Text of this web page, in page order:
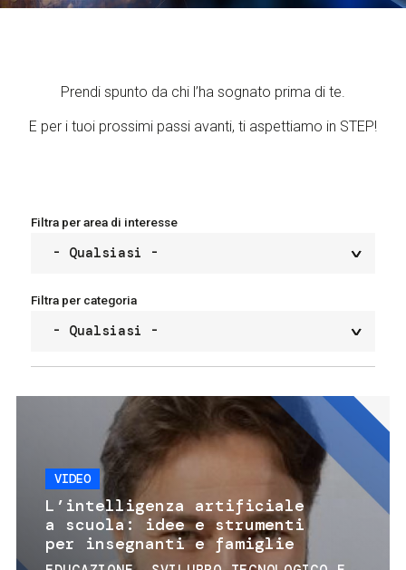
Servizi e accessibilità
Prendi spunto da chi l’ha sognato prima di te.
E per i tuoi prossimi passi avanti, ti aspettiamo in STEP!
Filtra per area di interesse
Filtra per categoria
VIDEO
L’intelligenza artificiale
a scuola: idee e strumenti
per insegnanti e famiglie